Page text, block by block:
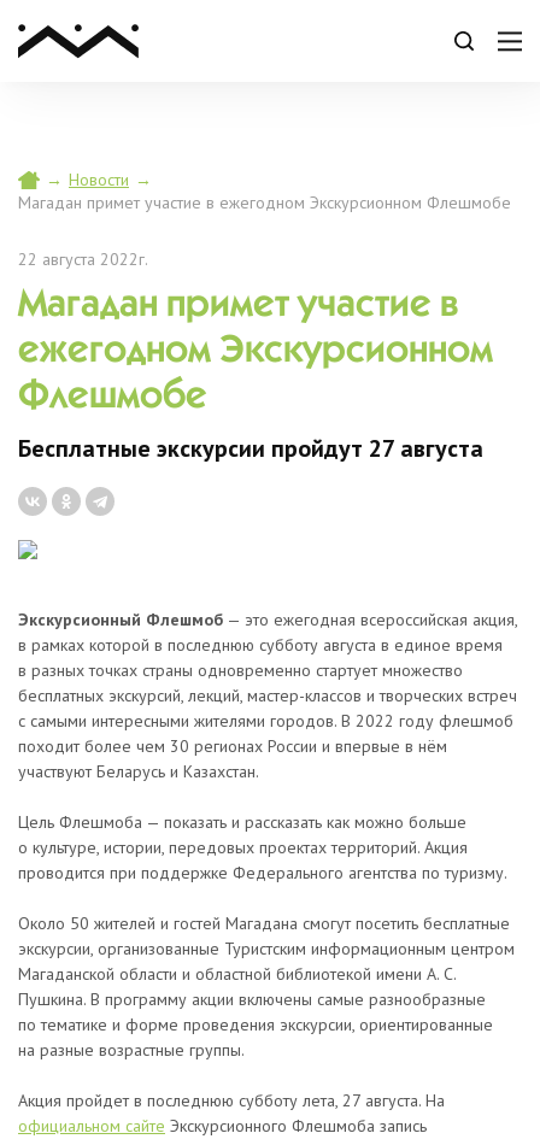
→ Новости →
Магадан примет участие в ежегодном Экскурсионном Флешмобе
22 августа 2022г.
Магадан примет участие в
ежегодном Экскурсионном
Флешмобе
Бесплатные экскурсии пройдут 27 августа
Экскурсионный Флешмоб — это ежегодная всероссийская акция,
в рамках которой в последнюю субботу августа в единое время
в разных точках страны одновременно стартует множество
бесплатных экскурсий, лекций, мастер-классов и творческих встреч
с самыми интересными жителями городов. В 2022 году флешмоб
походит более чем 30 регионах России и впервые в нём
участвуют Беларусь и Казахстан.
Цель Флешмоба — показать и рассказать как можно больше
о культуре, истории, передовых проектах территорий. Акция
проводится при поддержке Федерального агентства по туризму.
Около 50 жителей и гостей Магадана смогут посетить бесплатные
экскурсии, организованные Туристским информационным центром
Магаданской области и областной библиотекой имени А. С.
Пушкина. В программу акции включены самые разнообразные
по тематике и форме проведения экскурсии, ориентированные
на разные возрастные группы.
Акция пройдет в последнюю субботу лета, 27 августа. На
официальном сайте Экскурсионного Флешмоба запись